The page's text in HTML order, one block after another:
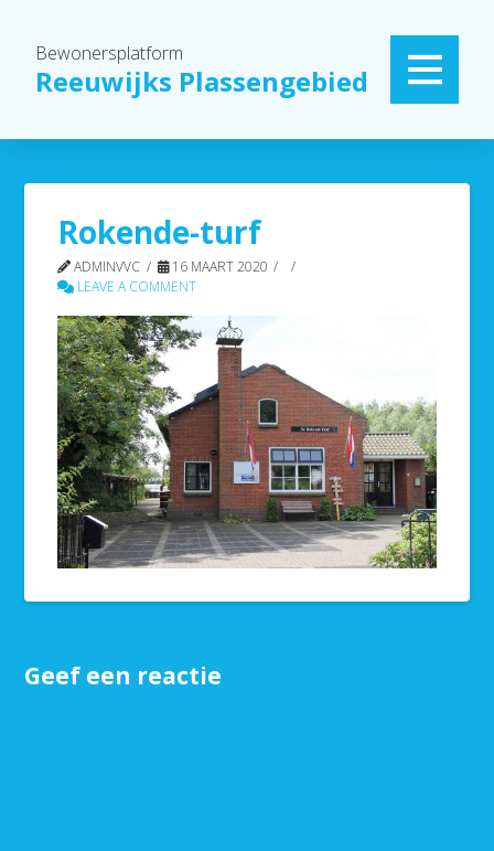
Bewonersplatform
Reeuwijks Plassengebied
Rokende-turf
ADMINVVC
16 MAART 2020
LEAVE A COMMENT
Geef een reactie